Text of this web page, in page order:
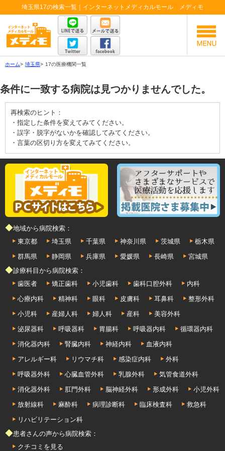
埼玉県17の検索一覧｜インターネットメディカルモール メディモ
ホーム> 埼玉県> 17の医療機関一覧
条件に一致する病院は見つかりませんでした。
再検索のヒント：
・指定した条件を変えてみてください。
・誤字・脱字がないかを確認してみてください。
・言葉の区切り方を変えてみてください。
◆地域から病院検索：
東京都
埼玉県 千葉県 神奈川県 茨城県
栃木県
群馬県
静岡県 兵庫県 愛媛県 長崎県
宮城県
◆診療科目から病院検索：
歯医者
矯正歯科 小児歯科 歯科口腔外科
内科
心療内科
精神科 眼科 皮膚科 耳鼻科
整形外科
小児科
産婦人科 婦人科 産科
美容外科
泌尿器科
呼吸器科 胃腸科 呼吸器内科
循環器内科
消化器内科
腎臓内科 神経内科
血液内科
アレルギー科
リウマチ科 感染症内科
外科
呼吸器外科
心臓血管外科 乳腺外科
気管食道外科
消化器外科
肛門外科 脳神経外科 形成外科
小児外科
放射線科
麻酔科 病理診断科 臨床検査科
救急科
リハビリテーション科
◆患者さんの声から病院検索：
クチコミを見る